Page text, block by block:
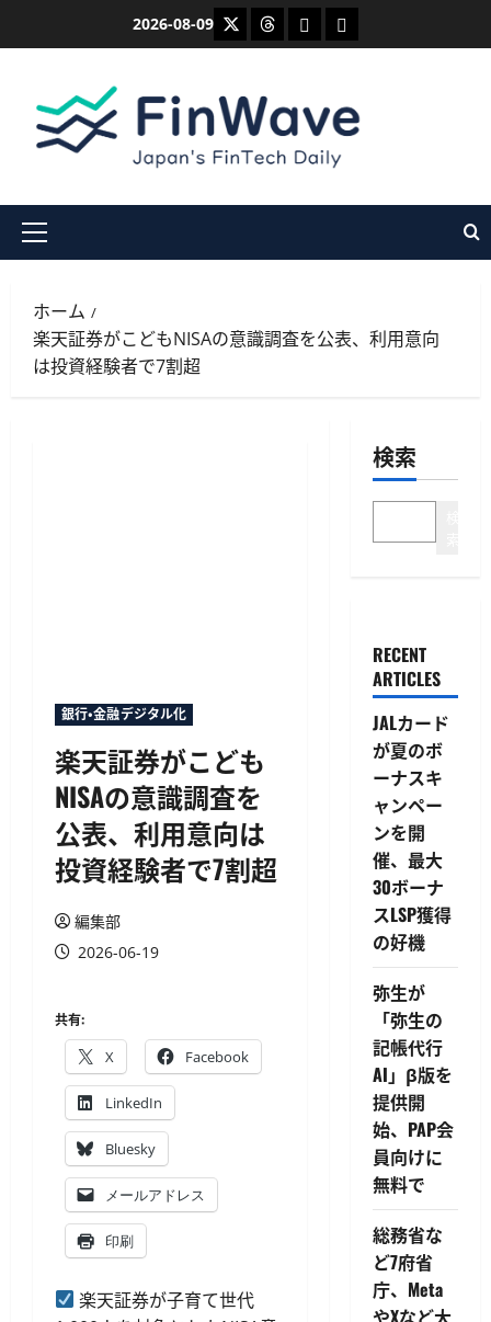
2026-08-09 X ThreadsBlueskyMastodon
メ
メ
ニ
ュ
ホーム
楽天証券がこどもNISAの意識調査を公表、利用意向
は投資経験者で7割超
銀行・金融デジタル化
楽天証券がこども
NISAの意識調査を
公表、利用意向は
投資経験者で7割超
編集部
2026-06-19
共有:
X Facebook
LinkedIn
Bluesky
メールアドレス
印刷
楽天証券が子育て世代
検索
RECENT
ARTICLES
JALカード
が夏のボ
ーナスキ
ャンペー
ンを開
催、最大
30ボーナ
スLSP獲得
の好機
弥生が
「弥生の
記帳代行
AI」β版を
提供開
始、PAP会
員向けに
無料で
総務省な
ど7府省
庁、Meta